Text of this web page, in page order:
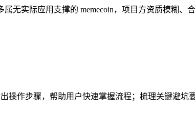
无实际应用支撑的 memecoin，项目方资质模糊、
操作步骤，帮助用户快速掌握流程；梳理关键避坑